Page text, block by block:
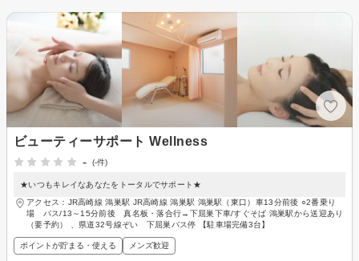
ビューティーサポート Wellness
-
(-件)
★いつもキレイなあなたをトータルでサポート★
アクセス：JR高崎線 鴻巣駅 JR高崎線 鴻巣駅 鴻巣駅（東口）車13分前後 ○2番乗り
場 バス/13～15分前後 真名板・落合行→下屈巣下車/すぐそば 鴻巣駅から送迎あり
（要予約） 、県道32号線ぞい 下屈巣バス停 【駐車場完備3台】
ポイントが貯まる・使える メンズ歓迎